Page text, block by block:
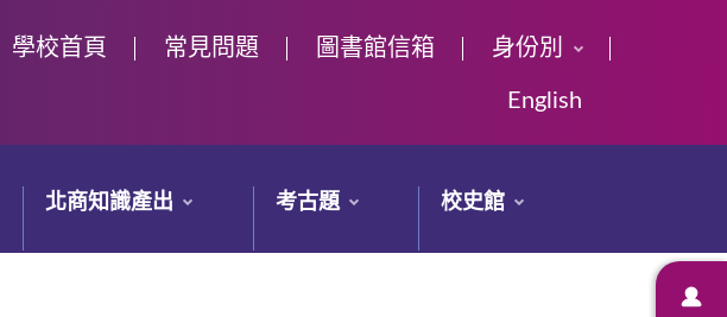
學校首頁 常見問題 圖書館信箱 身份別
English
北商知識產出 考古題 校史館